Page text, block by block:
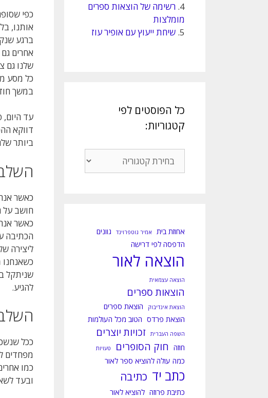
כפי
אותנו,
ברגע
אחרים
שלנו גם
כל מסע
במשך
עד
דווקא
ביותר
כאשר
חושב על
כאשר
הכתיבה
ליצירה
כשאנחנו
שניתקל
להגיע.
ככל
מפחדים
כמו
ובעד
4. רשימה של הוצאות ספרים
מומלצות
5. שיחת ייעוץ עם אופיר עוז
כל הפוסטים לפי
קטגוריות:
הפוסטים
אחוזת בית אמיר גוטפרוינד
גוונים
הדפסה לפי דרישה
הוצאה לאור
הוצאה עצמאית
הוצאות ספרים
הוצאת אינדיבוק
הוצאת ספרים
הוצאת פרדס הטוב מכל העולמות
השפה העברית זכויות יוצרים
חוזה חוק הסופרים טעויות
כמה עולה להוציא ספר לאור
כתב יד כתיבה
כתיבת פרוזה להוציא לאור